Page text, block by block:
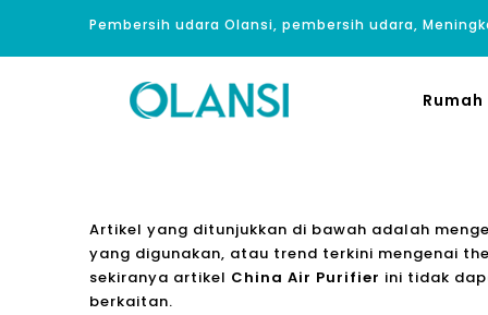
Pembersih udara Olansi, pembersih udara,
Rumah
Artikel yang ditunjukkan di bawah adalah
yang digunakan, atau trend terkini mengenai the
sekiranya artikel China Air Purifier ini tidak
berkaitan.